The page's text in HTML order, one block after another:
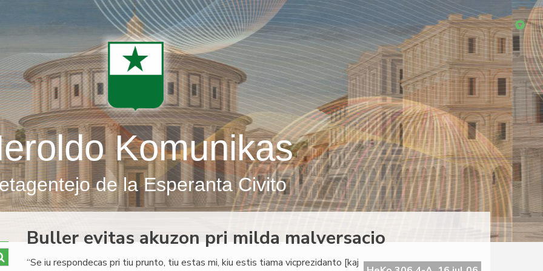
Komunikas
de la Esperanta Civito
Buller evitas akuzon pri milda malversacio
“Se iu respondecas pri tiu prunto, tiu estas mi, kiu estis tiama vicprezidanto [kaj